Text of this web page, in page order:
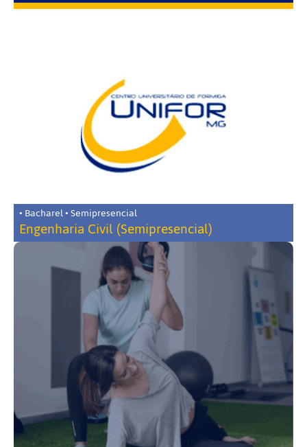
• Bacharel • Semipresencial
Engenharia Civil (Semipresencial)